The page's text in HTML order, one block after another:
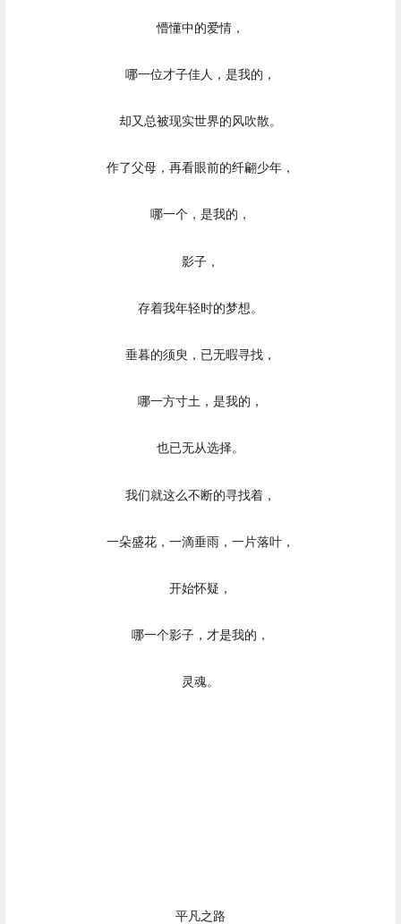
懵懂中的爱情，
哪一位才子佳人，是我的，
却又总被现实世界的风吹散。
作了父母，再看眼前的纤翩少年，
哪一个，是我的，
影子，
存着我年轻时的梦想。
垂暮的须臾，已无暇寻找，
哪一方寸土，是我的，
也已无从选择。
我们就这么不断的寻找着，
一朵盛花，一滴垂雨，一片落叶，
开始怀疑，
哪一个影子，才是我的，
灵魂。
平凡之路